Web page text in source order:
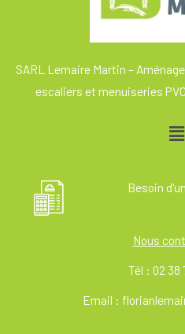
SARL Lemaire Martin –
escaliers et menuiseries
Besoin
Nous
Tél : 02 38
Email :